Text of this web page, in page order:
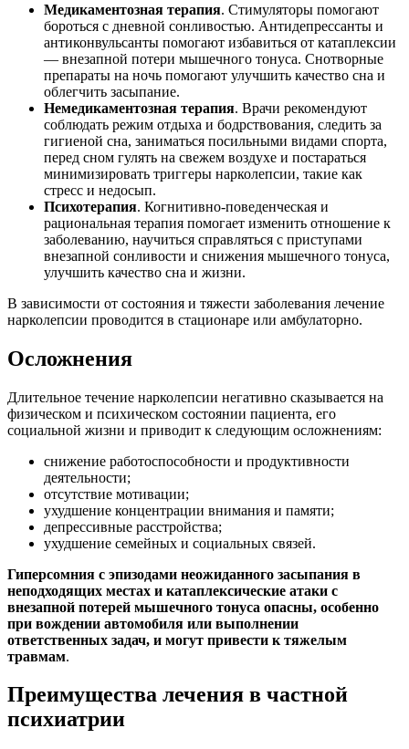
Медикаментозная терапия. Стимуляторы помогают
бороться с дневной сонливостью. Антидепрессанты и
антиконвульсанты помогают избавиться от катаплексии
— внезапной потери мышечного тонуса. Снотворные
препараты на ночь помогают улучшить качество сна и
облегчить засыпание.
Немедикаментозная терапия. Врачи рекомендуют
соблюдать режим отдыха и бодрствования, следить за
гигиеной сна, заниматься посильными видами спорта,
перед сном гулять на свежем воздухе и постараться
минимизировать триггеры нарколепсии, такие как
стресс и недосып.
Психотерапия. Когнитивно-поведенческая и
рациональная терапия помогает изменить отношение к
заболеванию, научиться справляться с приступами
внезапной сонливости и снижения мышечного тонуса,
улучшить качество сна и жизни.
В зависимости от состояния и тяжести заболевания лечение
нарколепсии проводится в стационаре или амбулаторно.
Осложнения
Длительное течение нарколепсии негативно сказывается на
физическом и психическом состоянии пациента, его
социальной жизни и приводит к следующим осложнениям:
снижение работоспособности и продуктивности
деятельности;
отсутствие мотивации;
ухудшение концентрации внимания и памяти;
депрессивные расстройства;
ухудшение семейных и социальных связей.
Гиперсомния с эпизодами неожиданного засыпания в
неподходящих местах и катаплексические атаки с
внезапной потерей мышечного тонуса опасны, особенно
при вождении автомобиля или выполнении
ответственных задач, и могут привести к тяжелым
травмам.
Преимущества лечения в частной
психиатрии